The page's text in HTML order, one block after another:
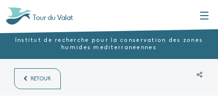
Tour du Valat
Institut de recherche pour la conservation des zones
humides méditerranéennes
RETOUR